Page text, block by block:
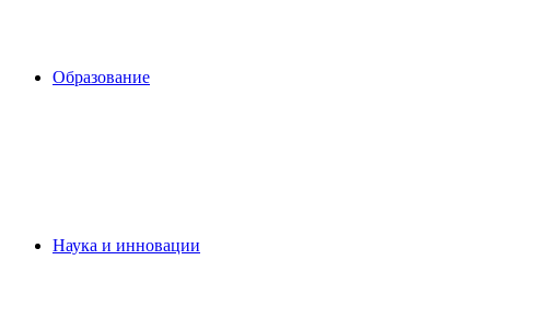
Образование
Наука и инновации